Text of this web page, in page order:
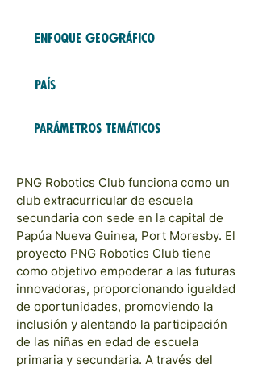
Enfoque geográfico
País
Parámetros temáticos
PNG Robotics Club funciona como un
club extracurricular de escuela
secundaria con sede en la capital de
Papúa Nueva Guinea, Port Moresby. El
proyecto PNG Robotics Club tiene
como objetivo empoderar a las futuras
innovadoras, proporcionando igualdad
de oportunidades, promoviendo la
inclusión y alentando la participación
de las niñas en edad de escuela
primaria y secundaria. A través del